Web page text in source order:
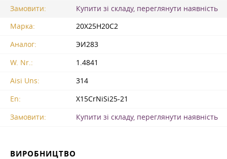
Замовити:
Купити зі складу, переглянути наявність
Марка:
20Х25Н20С2
Аналог:
ЭИ283
W. Nr.:
1.4841
Aisi Uns:
314
En:
X15CrNiSi25-21
Замовити:
Купити зі складу, переглянути наявність
ВИРОБНИЦТВО